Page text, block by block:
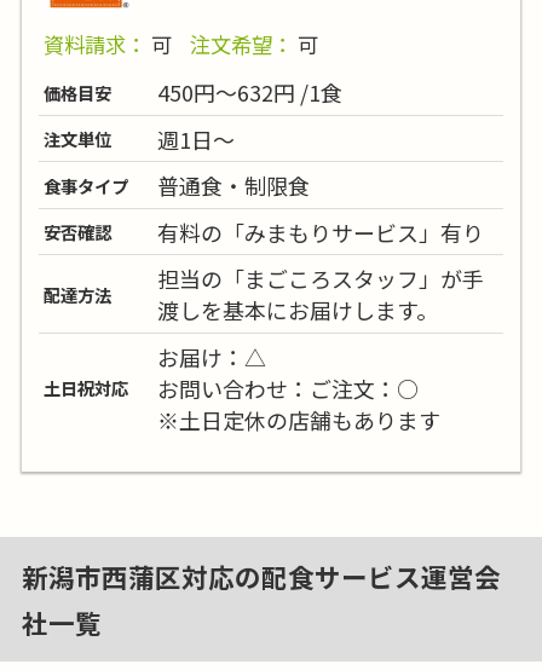
資料請求： 可 注文希望： 可
価格目安 450円～632円 /1食
注文単位 週1日～
食事タイプ 普通食・制限食
安否確認 有料の「みまもりサービス」有り
配達方法
担当の「まごころスタッフ」が手
渡しを基本にお届けします。
土日祝対応
お届け：△
お問い合わせ：ご注文：○
※土日定休の店舗もあります
新潟市西蒲区対応の配食サービス運営会
社一覧